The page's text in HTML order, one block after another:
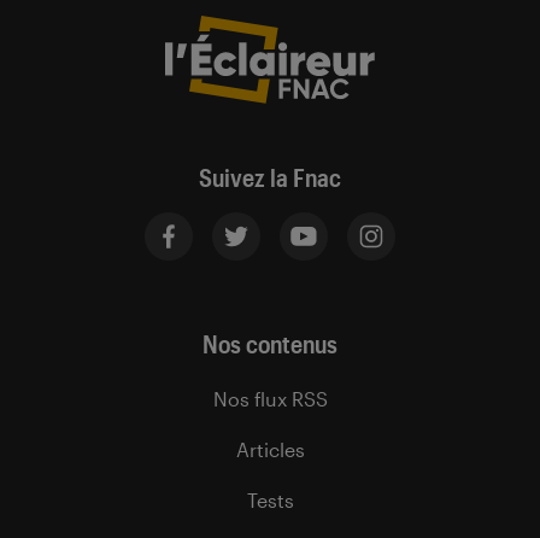
Suivez la Fnac
Nos contenus
Nos flux RSS
Articles
Tests